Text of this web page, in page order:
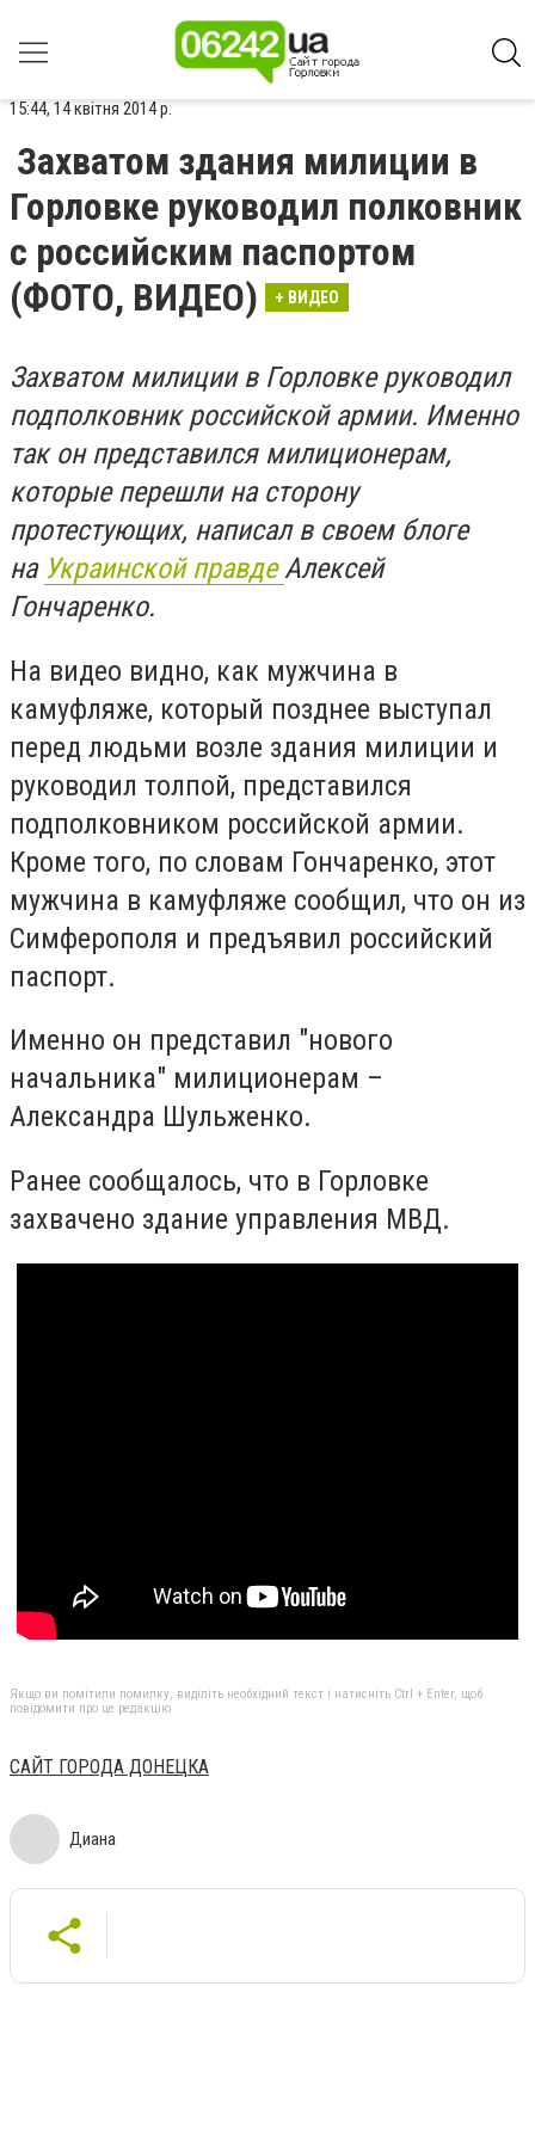
15:44, 14 квітня 2014 р.
Захватом здания милиции в
Горловке руководил полковник
с российским паспортом
(ФОТО, ВИДЕО)
+ ВИДЕО
Захватом милиции в Горловке руководил
подполковник российской армии. Именно
так он представился милиционерам,
которые перешли на сторону
протестующих, написал в своем блоге
на Украинской правдеАлексей
Гончаренко.
На видео видно, как мужчина в
камуфляже, который позднее выступал
перед людьми возле здания милиции и
руководил толпой, представился
подполковником российской армии.
Кроме того, по словам Гончаренко, этот
мужчина в камуфляже сообщил, что он из
Симферополя и предъявил российский
паспорт.
Именно он представил "нового
начальника" милиционерам –
Александра Шульженко.
Ранее сообщалось, что в Горловке
захвачено здание управления МВД.
Якщо ви помітили помилку, виділіть необхідний текст і натисніть Ctrl + Enter, щоб
повідомити про це редакцію
САЙТ ГОРОДА ДОНЕЦКА
Диана